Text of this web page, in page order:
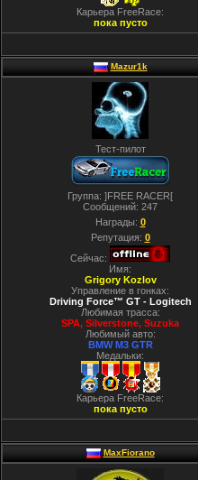
Карьера FreeRace:
пока пусто
Mazur1k
Тест-пилот
Группа: ]FREE RACER[
Сообщений: 247
Награды: 0
Репутация: 0
Сейчас:
Имя:
Grigory Kozlov
Управление в гонках:
Driving Force™ GT - Logitech
Любимая трасса:
SPA, Silverstone, Suzuka
Любимый авто:
BMW M3 GTR
Медальки:
Карьера FreeRace:
пока пусто
MaxFiorano